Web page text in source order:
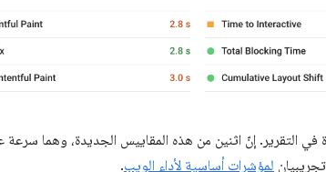
لمؤشرات أساسية لأداء الويب.